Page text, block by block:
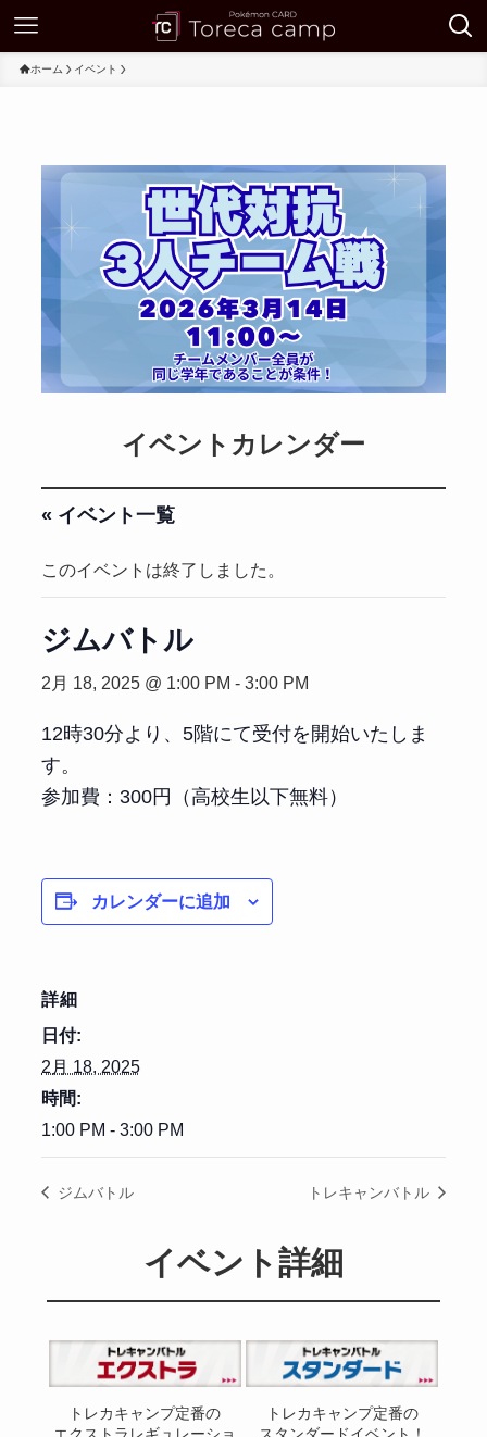
ホーム イベント
イベントカレンダー
« イベント一覧
このイベントは終了しました。
ジムバトル
2月 18, 2025 @ 1:00 PM - 3:00 PM
12時30分より、5階にて受付を開始いたしま
す。
参加費：300円（高校生以下無料）
カレンダーに追加
詳細
日付:
2月 18, 2025
時間:
1:00 PM - 3:00 PM
ジムバトル トレキャンバトル
イベント詳細
トレカキャンプ定番の
エクストラレギュレーショ
トレカキャンプ定番の
スタンダードイベント！